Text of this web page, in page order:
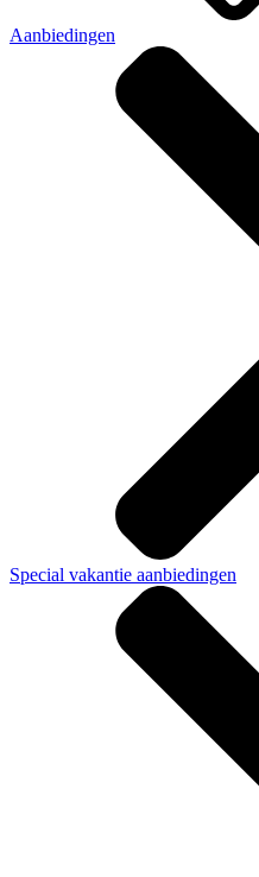
Aanbiedingen
Special vakantie aanbiedingen